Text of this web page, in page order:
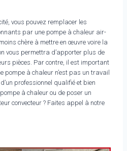
vous pouvez remplacer les
par une pompe à chaleur air-
chère à mettre en œuvre voire la
vous permettra d’apporter plus de
pièces. Par contre, il est important
pompe à chaleur n’est pas un travail
professionnel qualifié et bien
à chaleur ou de poser un
convecteur ? Faites appel à notre